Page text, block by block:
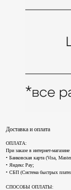
Доставка и оплата
ОПЛАТА:
При заказе в интернет-
• Банковская карта (Visa,
• Яндекс Pay;
• СБП (Система быстрых
СПОСОБЫ ОПЛАТЫ: